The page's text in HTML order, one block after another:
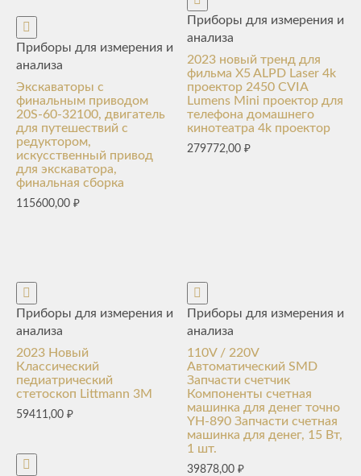
Приборы для измерения и
анализа
Экскаваторы с
финальным приводом
20S-60-32100, двигатель
для путешествий с
редуктором,
искусственный привод
для экскаватора,
финальная сборка
115600,00 ₽
Приборы для измерения и
анализа
2023 новый тренд для
фильма X5 ALPD Laser 4k
проектор 2450 CVIA
Lumens Mini проектор для
телефона домашнего
кинотеатра 4k проектор
279772,00₽
Приборы для измерения и
анализа
2023 Новый
Классический
педиатрический
стетоскоп Littmann 3M
59411,00 ₽
Приборы для измерения и
анализа
110V / 220V
Автоматический SMD
Запчасти счетчик
Компоненты счетная
машинка для денег точно
YH-890 Запчасти счетная
машинка для денег, 15 Вт,
1 шт.
39878,00₽